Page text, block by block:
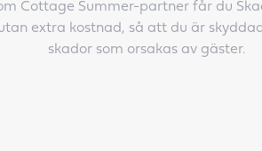
Cottage Summer-partner får du
extra kostnad, så att du är
skador som orsakas av gäster.